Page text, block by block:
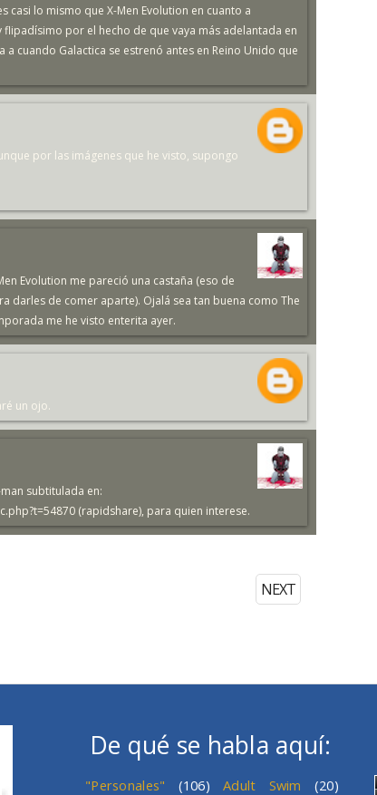
casi lo mismo que X-Men Evolution en cuanto a
flipadísimo por el hecho de que vaya más adelantada en
a cuando Galactica se estrenó antes en Reino Unido que
por las imágenes que he visto, supongo
Evolution me pareció una castaña (eso de
darles de comer aparte). Ojalá sea tan buena como The
me he visto enterita ayer.
un ojo.
subtitulada en:
(rapidshare), para quien interese.
NEXT
De qué se habla aquí:
"Personales" (106) Adult Swim
(20)